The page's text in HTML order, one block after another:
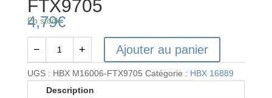
FTX9705
4,79€
En stock
quantité
de
Bras
− + Ajouter au panier
UGS : HBX M16006-FTX9705 Catégorie : HBX 16889
Description